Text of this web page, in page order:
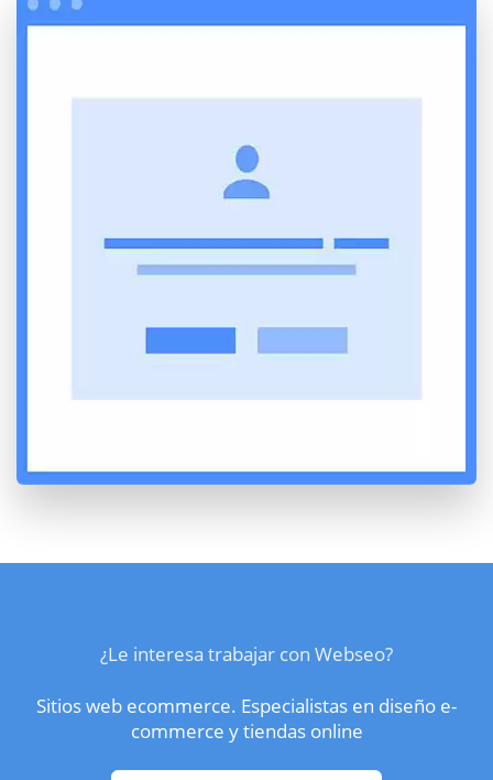
¿Le interesa trabajar con Webseo?
Sitios web ecommerce. Especialistas en diseño e-
commerce y tiendas online